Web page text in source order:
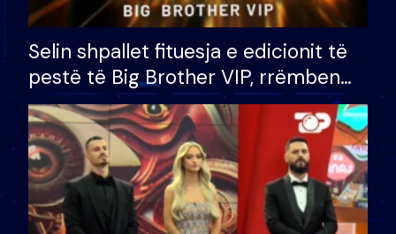
Selin shpallet fituesja e edicionit të
pestë të Big Brother VIP, rrëmben
çmimin e madh prej 100 mijë eurosh